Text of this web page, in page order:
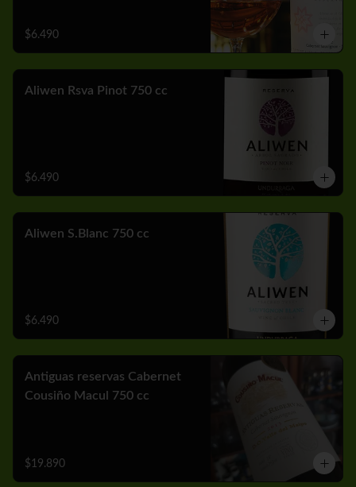
$6.490
Aliwen Rsva Pinot 750 cc
$6.490
Aliwen S.Blanc 750 cc
$6.490
Antiguas reservas Cabernet
Cousiño Macul 750 cc
$19.890